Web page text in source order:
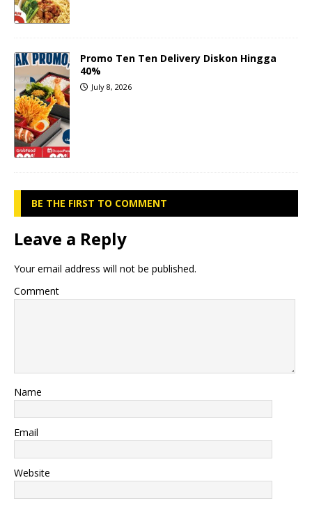
Promo Ten Ten Delivery Diskon Hingga
40%
July 8, 2026
BE THE FIRST TO COMMENT
Leave a Reply
Your email address will not be published.
Comment
Name
Email
Website